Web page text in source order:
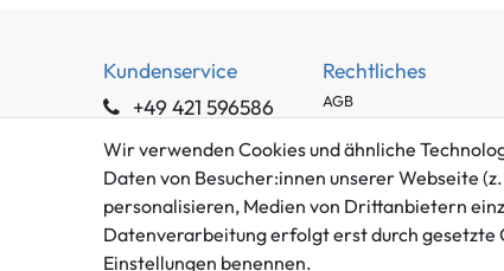
Kundenservice
+49 421 596586
info@gameworld.de
Kontaktformular
Rechtliches
AGB
Datenschutzerklärung
Barrierefreiheitserklärung
Widerrufs­recht
Wir verwenden Cookies und ähnliche
Daten von Besucher:innen unserer Webseite
personalisieren, Medien von Drittanbietern
Datenverarbeitung erfolgt erst durch gesetzte
Einstellungen benennen.